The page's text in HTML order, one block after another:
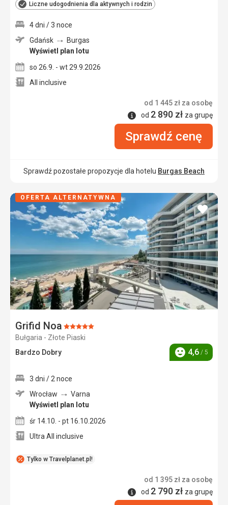
Liczne udogodnienia dla aktywnych i rodzin
4 dni / 3 noce
Gdańsk
Burgas
Wyświetl plan lotu
so 26.9. - wt 29.9.2026
All inclusive
od 1 445 zł za osobę
Informacje
od 2 890 zł za grupę
Sprawdź cenę
Sprawdź pozostałe propozycje dla hotelu Burgas Beach
Grifid Noa Ocena:
5/5
Bułgaria - Złote Piaski
Bardzo Dobry
Ocena
4,6 / 5
dodaj
do
Tylko w Travelplanet.pl!
3 dni / 2 noce
Wrocław
Varna
Wyświetl plan lotu
śr 14.10. - pt 16.10.2026
Ultra All inclusive
od 1 395 zł za osobę
Informacje
od 2 790 zł za grupę
OFERTA ALTERNATYWNA